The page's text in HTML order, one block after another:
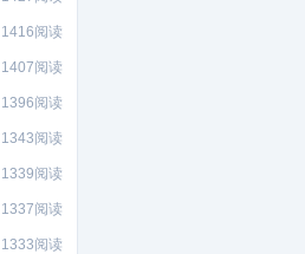
1416阅读
1407阅读
1396阅读
1343阅读
1339阅读
1337阅读
1333阅读